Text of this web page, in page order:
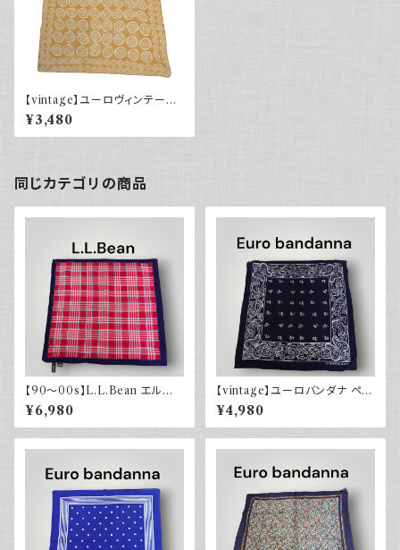
【vintage】ユーロヴィンテージ
バンダナ 総柄 コットン
¥3,480
同じカテゴリの商品
【90～00s】L.L.Bean エルエ
ルビーン バンダナ チェック
¥6,980
【vintage】ユーロバンダナ ペイ
ズリー ダークネイビー コットン
¥4,980